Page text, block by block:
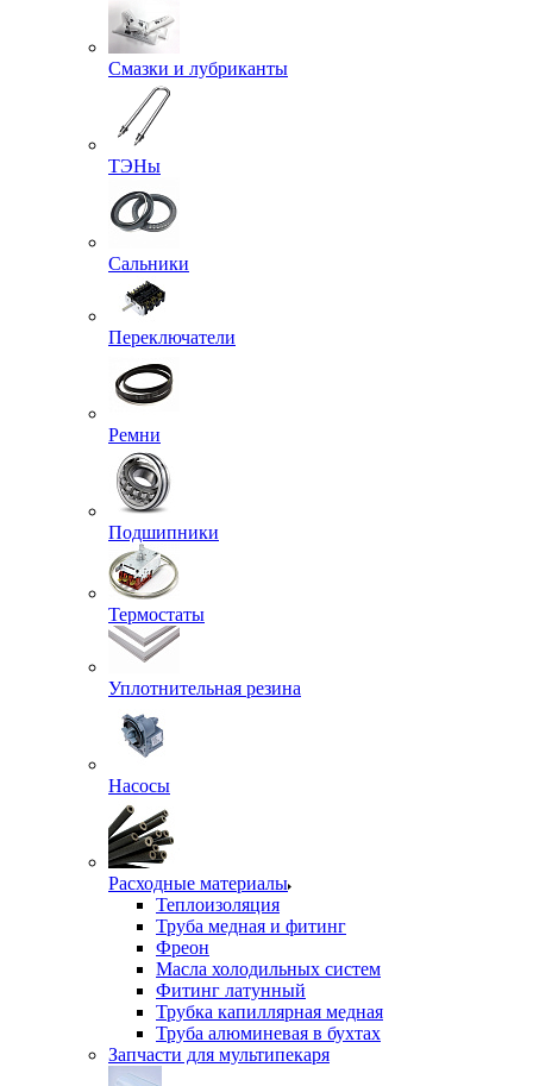
Смазки и лубриканты
ТЭНы
Сальники
Переключатели
Ремни
Подшипники
Термостаты
Уплотнительная резина
Насосы
Расходные материалы
Теплоизоляция
Труба медная и фитинг
Фреон
Масла холодильных систем
Фитинг латунный
Трубка капиллярная медная
Труба алюминевая в бухтах
Запчасти для мультипекаря